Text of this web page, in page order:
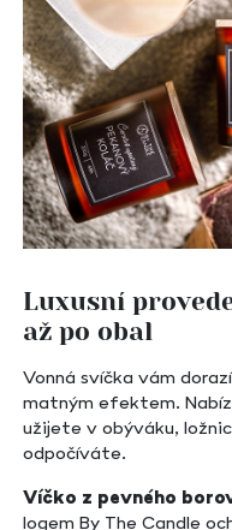
Luxusní
až po obal
Vonná svíčka vám
matným efektem.
užijete v obýváku,
odpočíváte.
Víčko z pevného
logem By The Candle